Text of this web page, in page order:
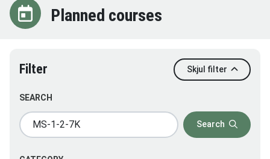
Planned courses
Filter Skjul filter
SEARCH
Search